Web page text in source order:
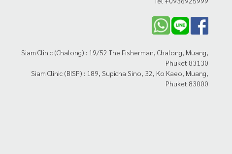
Siam Clinic (Chalong) : 19/52 The Fisherman, Chalong, Muang,
Phuket 83130
Siam Clinic (BISP) : 189, Supicha Sino, 32, Ko Kaeo, Muang,
Phuket 83000